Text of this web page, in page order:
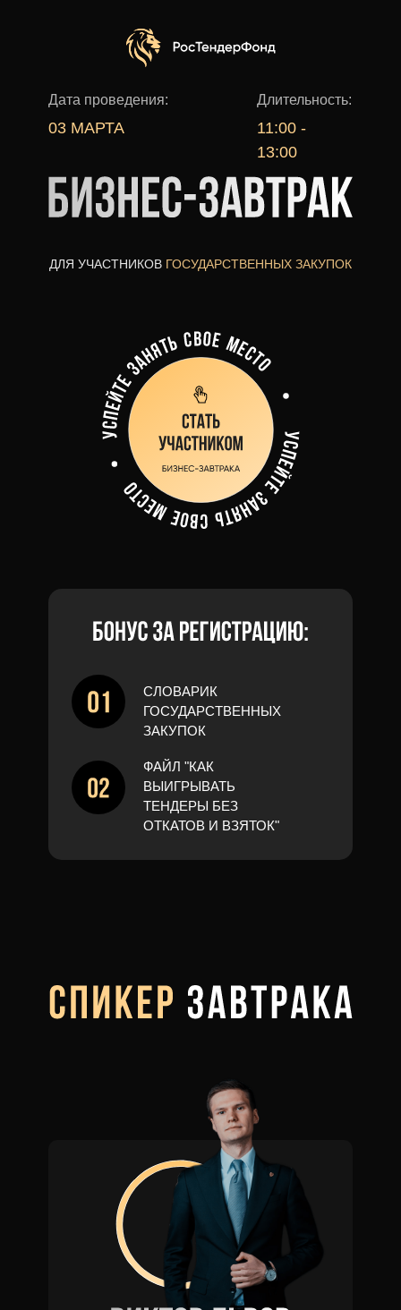
ДЛЯ УЧАСТНИКОВ ГОСУДАРСТВЕННЫХ ЗАКУПОК
СЛОВАРИК
ГОСУДАРСТВЕННЫХ
ЗАКУПОК
ФАЙЛ "КАК
ВЫИГРЫВАТЬ
ТЕНДЕРЫ БЕЗ
ОТКАТОВ И ВЗЯТОК"
03 МАРТА
Дата проведения:
11:00 -
13:00
Длительность: